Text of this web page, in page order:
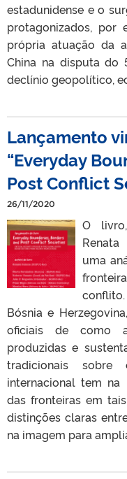
estadunidense e o
protagonizados, por
própria atuação da
China na disputa do
declínio geopolítico,
Lançamento
“Everyday
Post Conflict
26/11/2020
O
uma
Bósnia e
oficiais de como
produzidas e
tradicionais
internacional tem
das fronteiras em
distinções claras
na imagem para